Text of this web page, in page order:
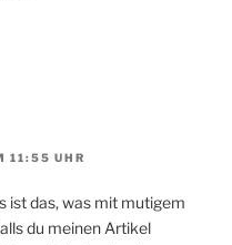
11:55 UHR
ist das, was mit mutigem
du meinen Artikel